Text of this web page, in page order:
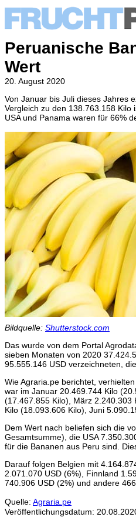
Peruanische
Wert
20. August 2020
Von Januar bis Juli dieses Jahres
Vergleich zu den 138.763.158
USA und Panama waren für 66%
Bildquelle: Shutterstock.com
Das wurde von dem Portal
sieben Monaten von 2020
95.555.146 USD verzeichneten,
Wie Agraria.pe berichtet,
war im Januar 20.469.744 Kilo
(17.467.855 Kilo), März 2.240.303
Kilo (18.093.606 Kilo), Juni
Dem Wert nach beliefen sich die
Gesamtsumme), die USA
für die Bananen aus Peru sind.
Darauf folgen Belgien mit
2.071.070 USD (6%), Finnland
740.906 USD (2%) und andere
Quelle: Agraria.pe
Veröffentlichungsdatum: